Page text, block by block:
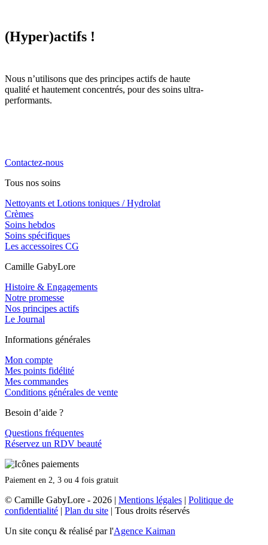
(Hyper)actifs !
Nous n’utilisons que des principes actifs de haute
qualité et hautement concentrés, pour des soins ultra-
performants.
Contactez-nous
Tous nos soins
Nettoyants et Lotions toniques / Hydrolat
Crèmes
Soins hebdos
Soins spécifiques
Les accessoires CG
Camille GabyLore
Histoire & Engagements
Notre promesse
Nos principes actifs
Le Journal
Informations générales
Mon compte
Mes points fidélité
Mes commandes
Conditions générales de vente
Besoin d’aide ?
Questions fréquentes
Réservez un RDV beauté
Paiement en 2, 3 ou 4 fois gratuit
© Camille GabyLore - 2026 | Mentions légales | Politique de
confidentialité | Plan du site | Tous droits réservés
Un site conçu & réalisé par l'Agence Kaiman